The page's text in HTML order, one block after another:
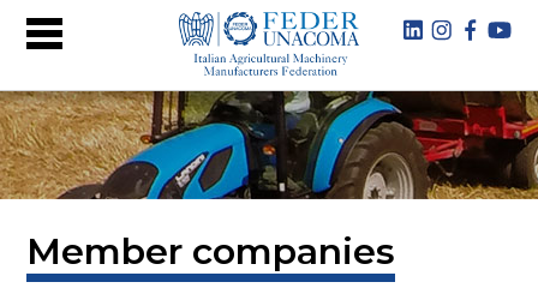
Member companies